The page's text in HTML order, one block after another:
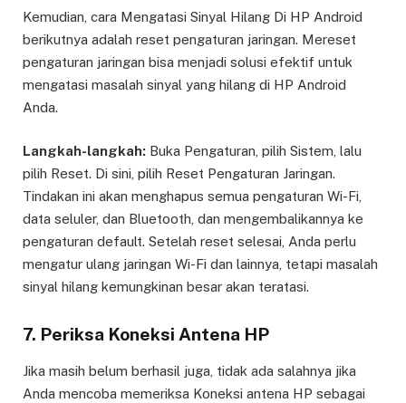
Kemudian, cara Mengatasi Sinyal Hilang Di HP Android
berikutnya adalah reset pengaturan jaringan. Mereset
pengaturan jaringan bisa menjadi solusi efektif untuk
mengatasi masalah sinyal yang hilang di HP Android
Anda.
Langkah-langkah: Buka Pengaturan, pilih Sistem, lalu
pilih Reset. Di sini, pilih Reset Pengaturan Jaringan.
Tindakan ini akan menghapus semua pengaturan Wi-Fi,
data seluler, dan Bluetooth, dan mengembalikannya ke
pengaturan default. Setelah reset selesai, Anda perlu
mengatur ulang jaringan Wi-Fi dan lainnya, tetapi masalah
sinyal hilang kemungkinan besar akan teratasi.
7. Periksa Koneksi Antena HP
Jika masih belum berhasil juga, tidak ada salahnya jika
Anda mencoba memeriksa Koneksi antena HP sebagai